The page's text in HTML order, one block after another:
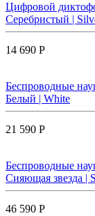
Цифровой
Серебристый |
14 690 Р
Беспроводные
Белый | White
21 590 Р
Беспроводные
Сияющая звезда |
46 590 Р